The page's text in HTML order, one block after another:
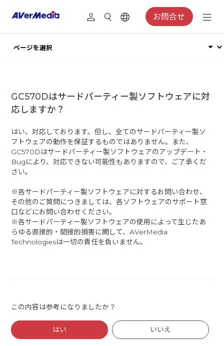
お問合せ
GC570Dはサードパーティー製ソフトウェアに対
応しますか？
はい、対応しております。但し、全てのサードパーティー製ソ
フトウェアの動作を保証するものではありません。また、
GC570Dはサードパーティー製ソフトウェアのアップデート・
Bugにより、対応できない可能性もありますので、ご了承くだ
さい。
※各サードパーティー製ソフトウェアに対するお問い合わせ、
その他のご質問につきましては、各ソフトウェアのサポート窓
口などにお問い合わせください。
※各サードパーティー製ソフトウェアの使用によって生じたあ
らゆる直接的・間接的損害に関して、AVerMedia
Technologiesは一切の責任を負いません。
この内容は参考になりましたか？
はい いいえ